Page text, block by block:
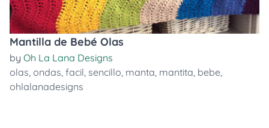
Mantilla de Bebé Olas
by Oh La Lana Designs
olas, ondas, facil, sencillo, manta, mantita, bebe,
ohlalanadesigns